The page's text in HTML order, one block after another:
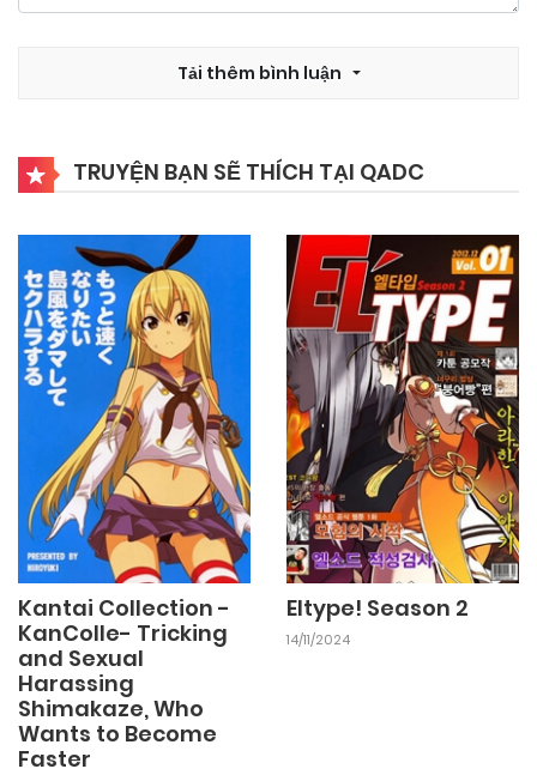
Tải thêm bình luận
TRUYỆN BẠN SẼ THÍCH TẠI QADC
Kantai Collection -
KanColle- Tricking
and Sexual
Harassing
Shimakaze, Who
Wants to Become
Faster
Eltype! Season 2
14/11/2024